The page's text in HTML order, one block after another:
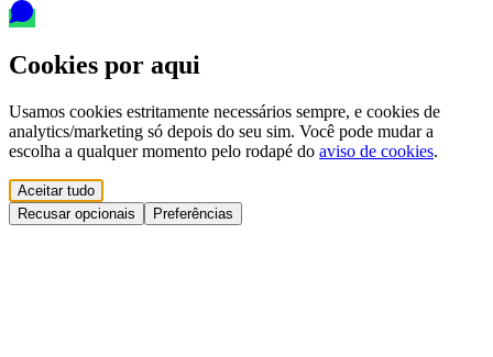
Cookies por aqui
Usamos cookies estritamente necessários sempre, e cookies de
analytics/marketing só depois do seu sim. Você pode mudar a
escolha a qualquer momento pelo rodapé do aviso de cookies.
Aceitar tudo
Recusar opcionais
Preferências